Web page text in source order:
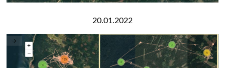
20.01.2022